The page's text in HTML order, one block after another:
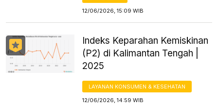
12/06/2026, 15:09 WIB
Indeks Keparahan Kemiskinan
(P2) di Kalimantan Tengah |
2025
LAYANAN KONSUMEN & KESEHATAN
12/06/2026, 14:59 WIB